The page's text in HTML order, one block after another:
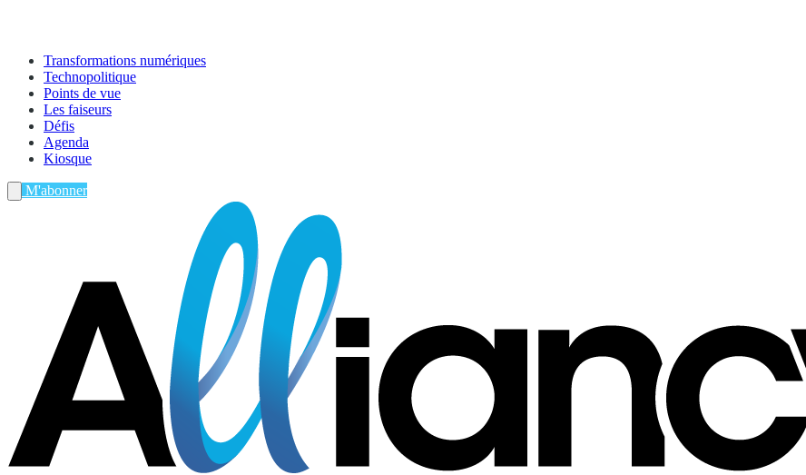
Transformations numériques
Technopolitique
Points de vue
Les faiseurs
Défis
Agenda
Kiosque
M'abonner